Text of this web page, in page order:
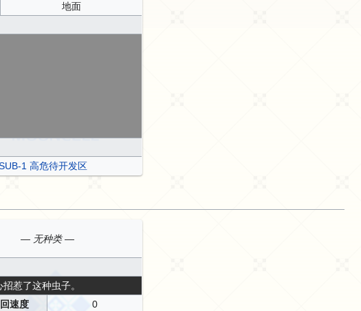
地面
1 高危待开发区
— 无种类 —
惹了这种虫子。
速度
0